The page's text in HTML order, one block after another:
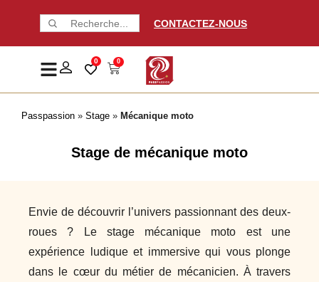
CONTACTEZ-NOUS
0 0
Passpassion » Stage » Mécanique moto
Stage de mécanique moto
Envie de découvrir l’univers passionnant des deux-
roues ? Le stage mécanique moto est une
expérience ludique et immersive qui vous plonge
dans le cœur du métier de mécanicien. À travers